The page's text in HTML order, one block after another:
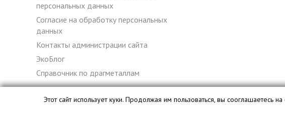
персональных данных
Согласие на обработку персональных
данных
Контакты администрации сайта
ЭкоБлог
Справочник по драгметаллам
Этот сайт использует куки. Продолжая им пользоваться, вы сооглашаетесь